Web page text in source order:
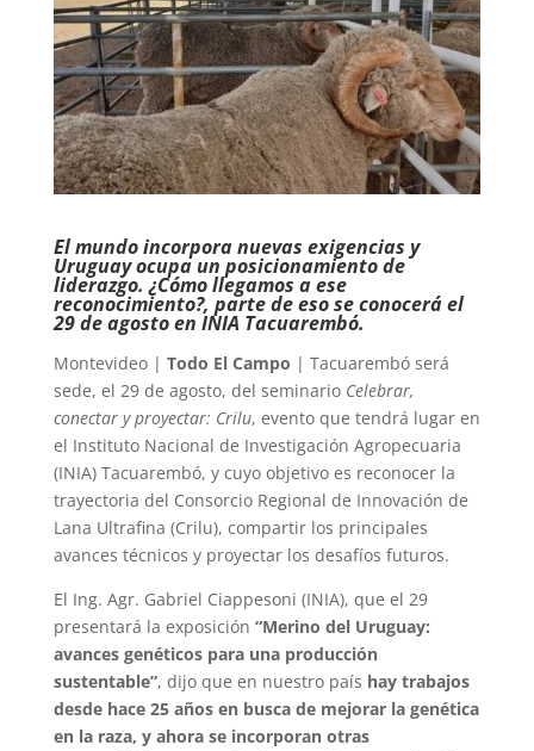
El mundo incorpora nuevas exigencias y
Uruguay ocupa un posicionamiento de
liderazgo. ¿Cómo llegamos a ese
reconocimiento?, parte de eso se conocerá el
29 de agosto en INIA Tacuarembó.
Montevideo | Todo El Campo | Tacuarembó será
sede, el 29 de agosto, del seminario Celebrar,
conectar y proyectar: Crilu, evento que tendrá lugar en
el Instituto Nacional de Investigación Agropecuaria
(INIA) Tacuarembó, y cuyo objetivo es reconocer la
trayectoria del Consorcio Regional de Innovación de
Lana Ultrafina (Crilu), compartir los principales
avances técnicos y proyectar los desafíos futuros.
El Ing. Agr. Gabriel Ciappesoni (INIA), que el 29
presentará la exposición “Merino del Uruguay:
avances genéticos para una producción
sustentable”, dijo que en nuestro país hay trabajos
desde hace 25 años en busca de mejorar la genética
en la raza, y ahora se incorporan otras